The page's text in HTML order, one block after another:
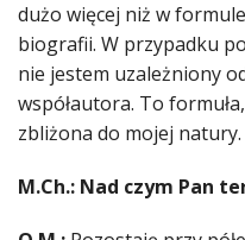
dużo więcej niż w
biografii. W przypadku
nie jestem uzależniony
współautora. To
zbliżona do mojej natury.
M.Ch.: Nad czym Pan